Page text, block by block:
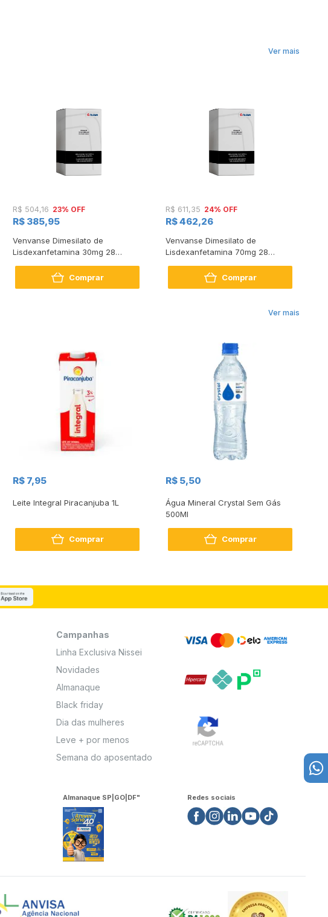
Ver mais
R$ 504,16 23% OFF
R$ 385,95
Venvanse Dimesilato de
Lisdexanfetamina 30mg 28
Comprimidos
Comprar
R$ 611,35 24% OFF
R$ 462,26
Venvanse Dimesilato de
Lisdexanfetamina 70mg 28
Comprimidos
Comprar
Ver mais
R$ 7,95
Leite Integral Piracanjuba 1L
Comprar
R$ 5,50
Água Mineral Crystal Sem Gás
500Ml
Comprar
Campanhas
Linha Exclusiva Nissei
Novidades
Almanaque
Black friday
Dia das mulheres
Leve + por menos
Semana do aposentado
Almanaque SP|GO|DF" Redes sociais